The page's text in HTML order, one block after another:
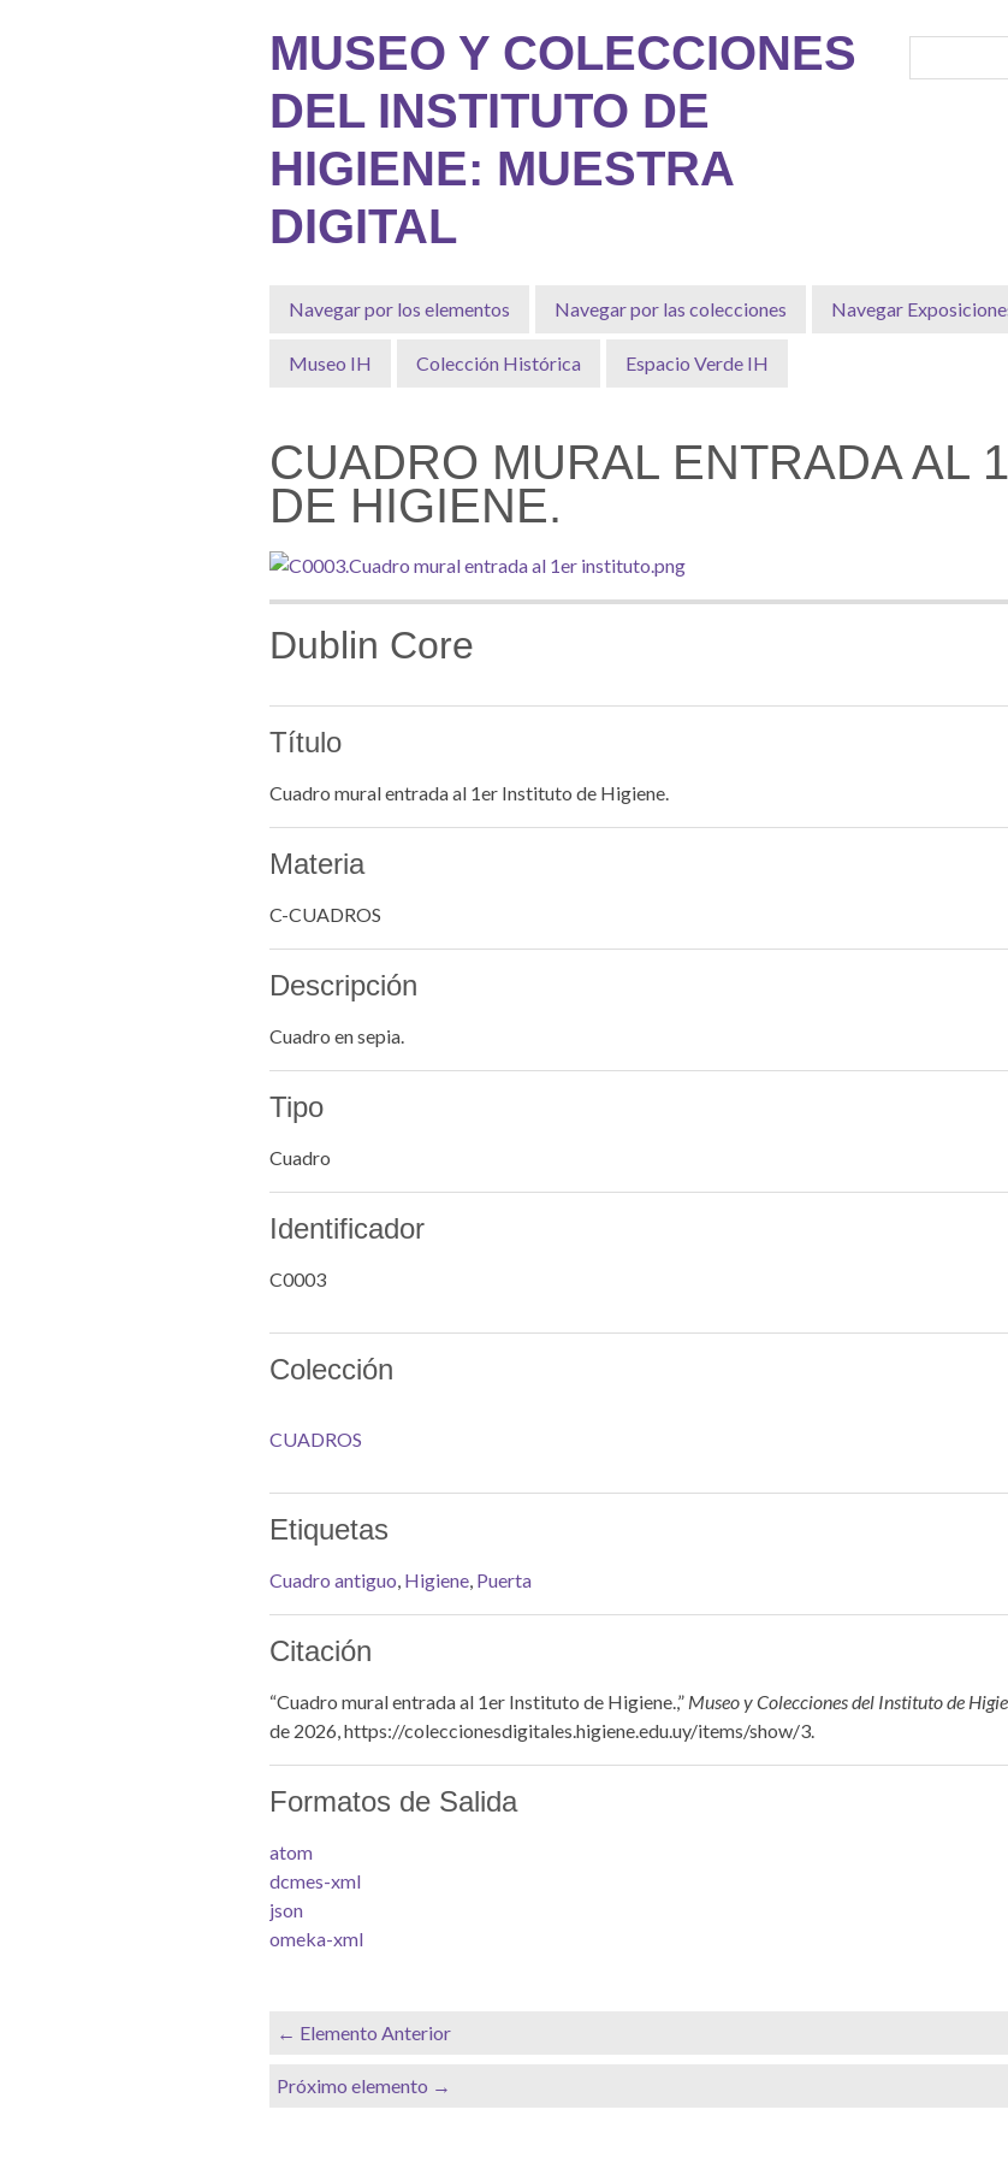
MUSEO Y COLECCIONES
DEL INSTITUTO DE
HIGIENE: MUESTRA
DIGITAL
Navegar por los elementos Navegar por las colecciones Navegar
Museo IH Colección Histórica Espacio Verde IH
CUADRO MURAL ENTRADA AL
DE HIGIENE.
Dublin Core
Título
Cuadro mural entrada al 1er Instituto de Higiene.
Materia
C-CUADROS
Descripción
Cuadro en sepia.
Tipo
Cuadro
Identificador
C0003
Colección
CUADROS
Etiquetas
Cuadro antiguo, Higiene, Puerta
Citación
“Cuadro mural entrada al 1er Instituto de Higiene.,” Museo y Colecciones del Instituto de
de 2026,https://coleccionesdigitales.higiene.edu.uy/items/show/3.
Formatos de Salida
atom
dcmes-xml
json
omeka-xml
← Elemento Anterior
Próximo elemento →